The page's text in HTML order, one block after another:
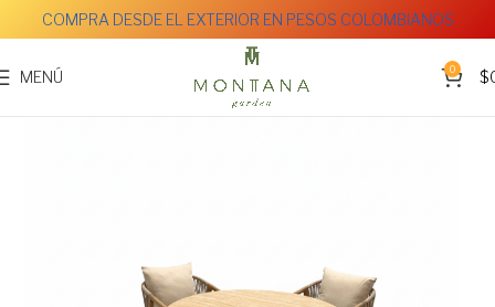
COMPRA DESDE EL EXTERIOR EN PESOS COLOMBIANOS
MENÚ 0 $